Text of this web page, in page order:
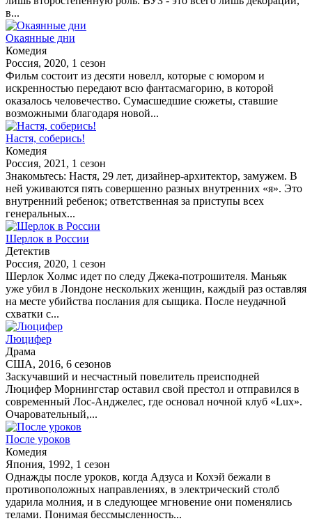
в...
Окаянные дни
Комедия
Россия, 2020, 1 сезон
Фильм состоит из десяти новелл, которые с юмором и
искренностью передают всю фантасмагорию, в которой
оказалось человечество. Сумасшедшие сюжеты, ставшие
возможными благодаря новой...
Настя, соберись!
Комедия
Россия, 2021, 1 сезон
Знакомьтесь: Настя, 29 лет, дизайнер-архитектор, замужем. В
ней уживаются пять совершенно разных внутренних «я». Это
внутренний ребенок; ответственная за приступы всех
генеральных...
Шерлок в России
Детектив
Россия, 2020, 1 сезон
Шерлок Холмс идет по следу Джека-потрошителя. Маньяк
уже убил в Лондоне нескольких женщин, каждый раз оставляя
на месте убийства послания для сыщика. После неудачной
схватки с...
Люцифер
Драма
США, 2016, 6 сезонов
Заскучавший и несчастный повелитель преисподней
Люцифер Морнингстар оставил свой престол и отправился в
современный Лос-Анджелес, где основал ночной клуб «Lux».
Очаровательный,...
После уроков
Комедия
Япония, 1992, 1 сезон
Однажды после уроков, когда Адзуса и Кохэй бежали в
противоположных направлениях, в электрический столб
ударила молния, и в следующее мгновение они поменялись
телами. Понимая бессмысленность...